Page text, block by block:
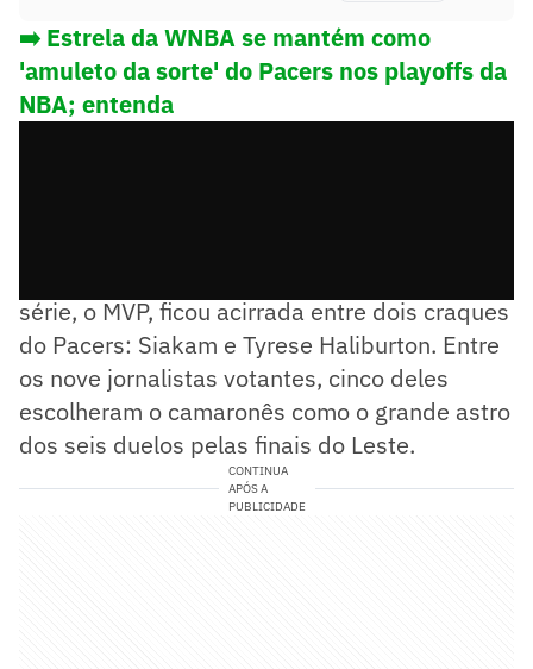
➡️ Estrela da WNBA se mantém como
'amuleto da sorte' do Pacers nos playoffs da
NBA; entenda
série, o MVP, ficou acirrada entre dois craques
do Pacers: Siakam e Tyrese Haliburton. Entre
os nove jornalistas votantes, cinco deles
escolheram o camaronês como o grande astro
dos seis duelos pelas finais do Leste.
CONTINUA
APÓS A
PUBLICIDADE